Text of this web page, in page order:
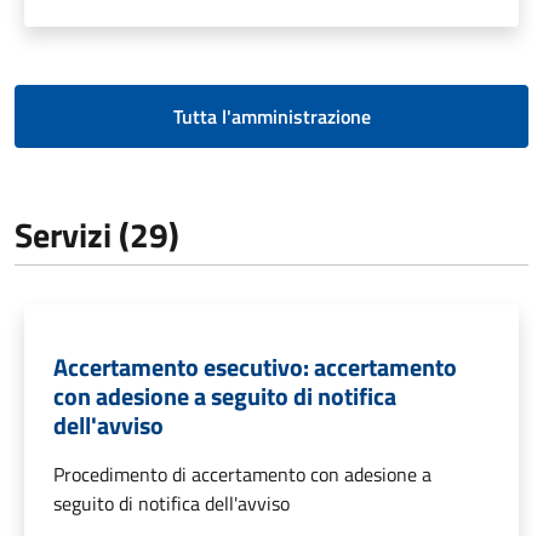
Tutta l'amministrazione
Servizi (29)
Accertamento esecutivo: accertamento
con adesione a seguito di notifica
dell'avviso
Procedimento di accertamento con adesione a
seguito di notifica dell'avviso